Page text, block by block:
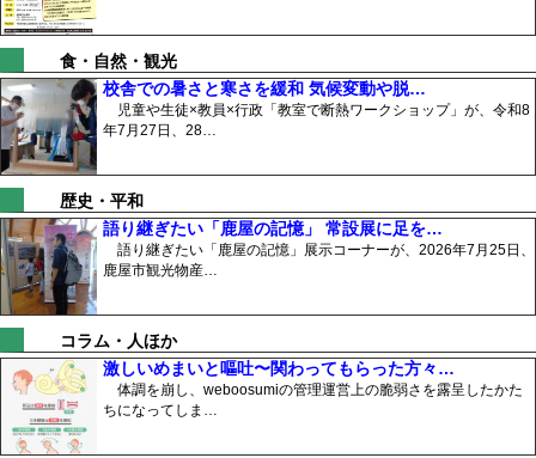
食・自然・観光
校舎での暑さと寒さを緩和 気候変動や脱…
児童や生徒×教員×行政「教室で断熱ワークショップ」が、令和8
年7月27日、28…
歴史・平和
語り継ぎたい「鹿屋の記憶」 常設展に足を…
語り継ぎたい「鹿屋の記憶」展示コーナーが、2026年7月25日、
鹿屋市観光物産…
コラム・人ほか
激しいめまいと嘔吐〜関わってもらった方々…
体調を崩し、weboosumiの管理運営上の脆弱さを露呈したかた
ちになってしま…